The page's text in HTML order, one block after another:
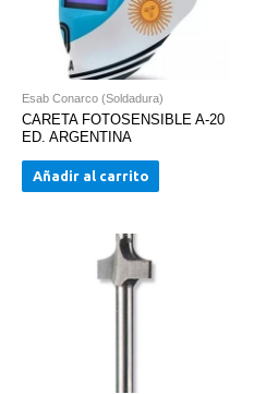
Esab Conarco (Soldadura)
CARETA FOTOSENSIBLE A-20
ED. ARGENTINA
Añadir al carrito